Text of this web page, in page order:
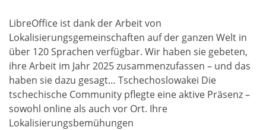
LibreOffice ist dank der Arbeit von
Lokalisierungsgemeinschaften auf der ganzen Welt in
über 120 Sprachen verfügbar. Wir haben sie gebeten,
ihre Arbeit im Jahr 2025 zusammenzufassen – und das
haben sie dazu gesagt… Tschechoslowakei Die
tschechische Community pflegte eine aktive Präsenz –
sowohl online als auch vor Ort. Ihre
Lokalisierungsbemühungen